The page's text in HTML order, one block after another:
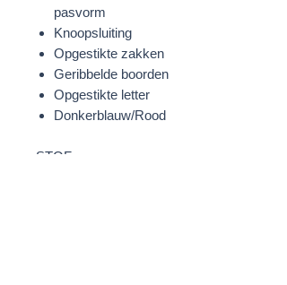
pasvorm
Knoopsluiting
Opgestikte zakken
Geribbelde boorden
Opgestikte letter
Donkerblauw/Rood
STOF